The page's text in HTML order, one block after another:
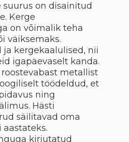
suurus on disainitud
Kerge
on võimalik teha
väiksemaks.
ja kergekaalulised, nii
igapäevaselt kanda.
metallist
töödeldud, et
ning
Hästi
säilitavad oma
aastateks.
kirjutatud